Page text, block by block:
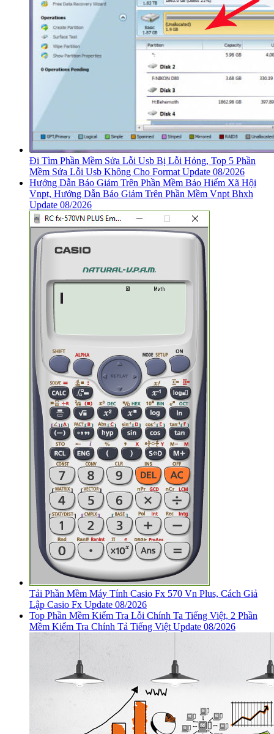
Đi Tìm Phần Mềm Sửa Lỗi Usb Bị Lỗi Hỏng, Top 5 Phần
Mềm Sửa Lỗi Usb Không Cho Format Update 08/2026
Hướng Dẫn Báo Giảm Trên Phần Mềm Bảo Hiểm Xã Hội
Vnpt, Hướng Dẫn Báo Giảm Trên Phần Mềm Vnpt Bhxh
Update 08/2026
Tải Phần Mềm Máy Tính Casio Fx 570 Vn Plus, Cách Giả
Lập Casio Fx Update 08/2026
Top Phần Mềm Kiểm Tra Lỗi Chính Ta Tiếng Việt, 2 Phần
Mềm Kiểm Tra Chính Tả Tiếng Việt Update 08/2026